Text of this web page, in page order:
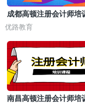
成都高顿注册会计师培训
优路教育
南昌高顿注册会计师培训